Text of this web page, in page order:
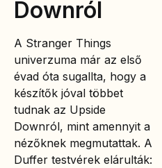
Downról
A Stranger Things
univerzuma már az első
évad óta sugallta, hogy a
készítők jóval többet
tudnak az Upside
Downról, mint amennyit a
nézőknek megmutattak. A
Duffer testvérek elárulták: